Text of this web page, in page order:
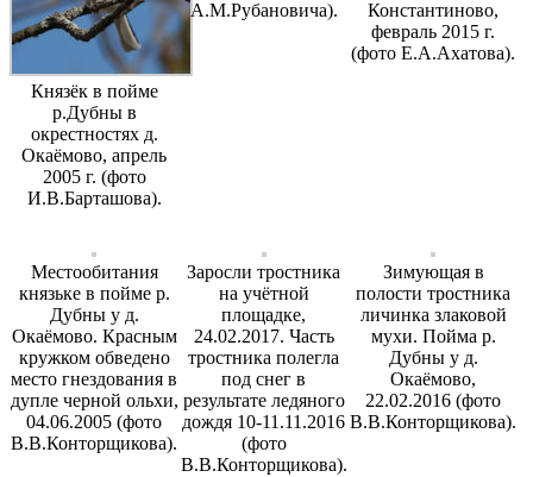
Князёк в пойме
р.Дубны в
окрестностях д.
Окаёмово, апрель
2005 г. (фото
И.В.Барташова).
А.М.Рубановича).
Константиново,
февраль 2015 г.
(фото Е.А.Ахатова).
Местообитания
князьке в пойме р.
Дубны у д.
Окаёмово. Красным
кружком обведено
место гнездования в
дупле черной ольхи,
04.06.2005 (фото
В.В.Конторщикова).
Заросли тростника
на учётной
площадке,
24.02.2017. Часть
тростника полегла
под снег в
результате ледяного
дождя 10-11.11.2016
(фото
В.В.Конторщикова).
Зимующая в
полости тростника
личинка злаковой
мухи. Пойма р.
Дубны у д.
Окаёмово,
22.02.2016 (фото
В.В.Конторщикова).